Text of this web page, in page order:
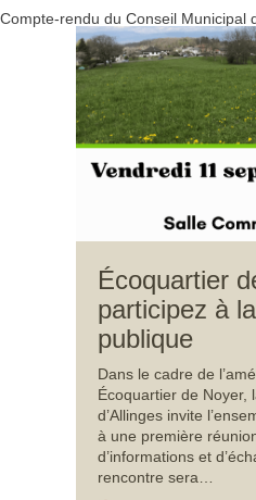
Compte-rendu du Conseil Municipal
Écoquartier
participez à
publique
Dans le cadre de
Écoquartier de Noyer,
d’Allinges invite
à une première
d’informations et
rencontre sera…